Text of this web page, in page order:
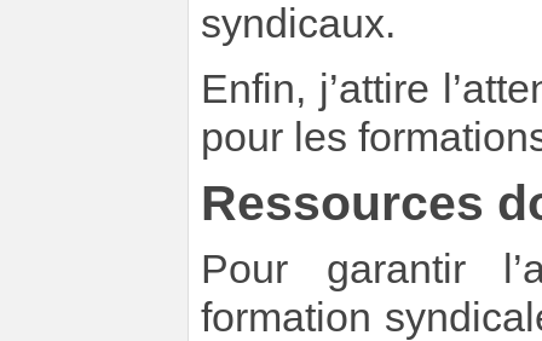
syndicaux.
Enfin, j’attire
pour les
Ressources
Pour garantir
formation